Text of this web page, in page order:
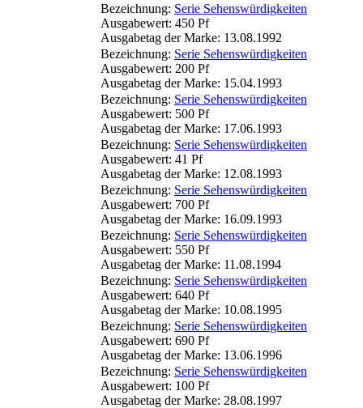
Bezeichnung: Serie Sehenswürdigkeiten
Ausgabewert: 450 Pf
Ausgabetag der Marke: 13.08.1992
Bezeichnung: Serie Sehenswürdigkeiten
Ausgabewert: 200 Pf
Ausgabetag der Marke: 15.04.1993
Bezeichnung: Serie Sehenswürdigkeiten
Ausgabewert: 500 Pf
Ausgabetag der Marke: 17.06.1993
Bezeichnung: Serie Sehenswürdigkeiten
Ausgabewert: 41 Pf
Ausgabetag der Marke: 12.08.1993
Bezeichnung: Serie Sehenswürdigkeiten
Ausgabewert: 700 Pf
Ausgabetag der Marke: 16.09.1993
Bezeichnung: Serie Sehenswürdigkeiten
Ausgabewert: 550 Pf
Ausgabetag der Marke: 11.08.1994
Bezeichnung: Serie Sehenswürdigkeiten
Ausgabewert: 640 Pf
Ausgabetag der Marke: 10.08.1995
Bezeichnung: Serie Sehenswürdigkeiten
Ausgabewert: 690 Pf
Ausgabetag der Marke: 13.06.1996
Bezeichnung: Serie Sehenswürdigkeiten
Ausgabewert: 100 Pf
Ausgabetag der Marke: 28.08.1997